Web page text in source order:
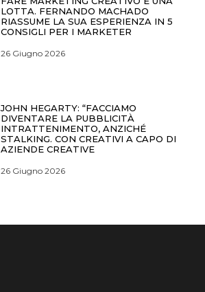
LOTTA. FERNANDO MACHADO
RIASSUME LA SUA ESPERIENZA IN 5
CONSIGLI PER I MARKETER
26 Giugno 2026
JOHN HEGARTY: “FACCIAMO
DIVENTARE LA PUBBLICITÀ
INTRATTENIMENTO, ANZICHÉ
STALKING. CON CREATIVI A CAPO DI
AZIENDE CREATIVE
26 Giugno 2026